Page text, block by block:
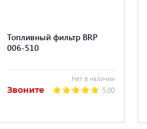
Топливный фильтр BRP
006-510
Нет в наличии
Звоните 5.00